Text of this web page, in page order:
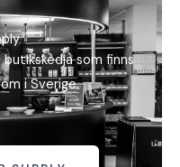
butikskedja som finns
i Sverige.